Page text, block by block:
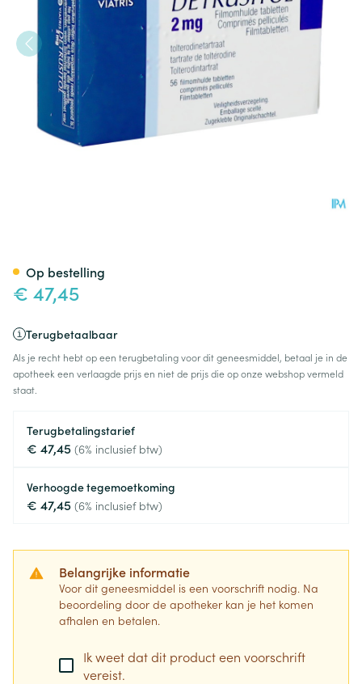
€ 47,45
Terugbetaalbaar
Als je recht hebt op een terugbetaling voor dit geneesmiddel, betaal je in de
apotheek een verlaagde prijs en niet de prijs die op onze webshop vermeld
staat.
Terugbetalingstarief
€ 47,45 (6% inclusief btw)
Verhoogde tegemoetkoming
€ 47,45 (6% inclusief btw)
Belangrijke informatie
Voor dit geneesmiddel is een voorschrift nodig. Na
beoordeling door de apotheker kan je het komen
afhalen en betalen.
Ik weet dat dit product een voorschrift
vereist.
Op bestelling